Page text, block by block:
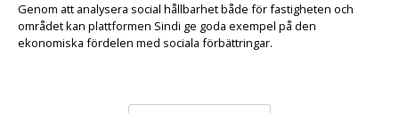
Genom att analysera social hållbarhet både för fastigheten och
området kan plattformen Sindi ge goda exempel på den
ekonomiska fördelen med sociala förbättringar.